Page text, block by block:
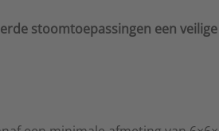
stoomtoepassingen een